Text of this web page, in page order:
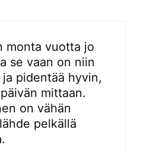
monta vuotta jo
se vaan on niin
pidentää hyvin,
mittaan.
on vähän
pelkällä